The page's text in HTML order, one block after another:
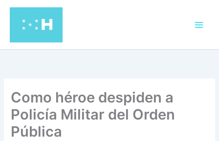
contenido
Como héroe despiden a
Policía Militar del Orden
Pública